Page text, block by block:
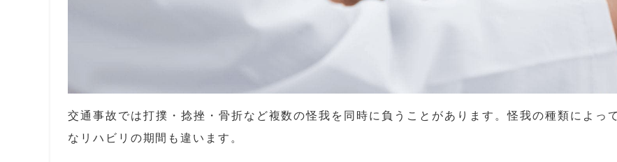
交通事故では打撲・捻挫・骨折など複数の怪我を同時に負うことがあります。怪我の種類によっ
なリハビリの期間も違います。